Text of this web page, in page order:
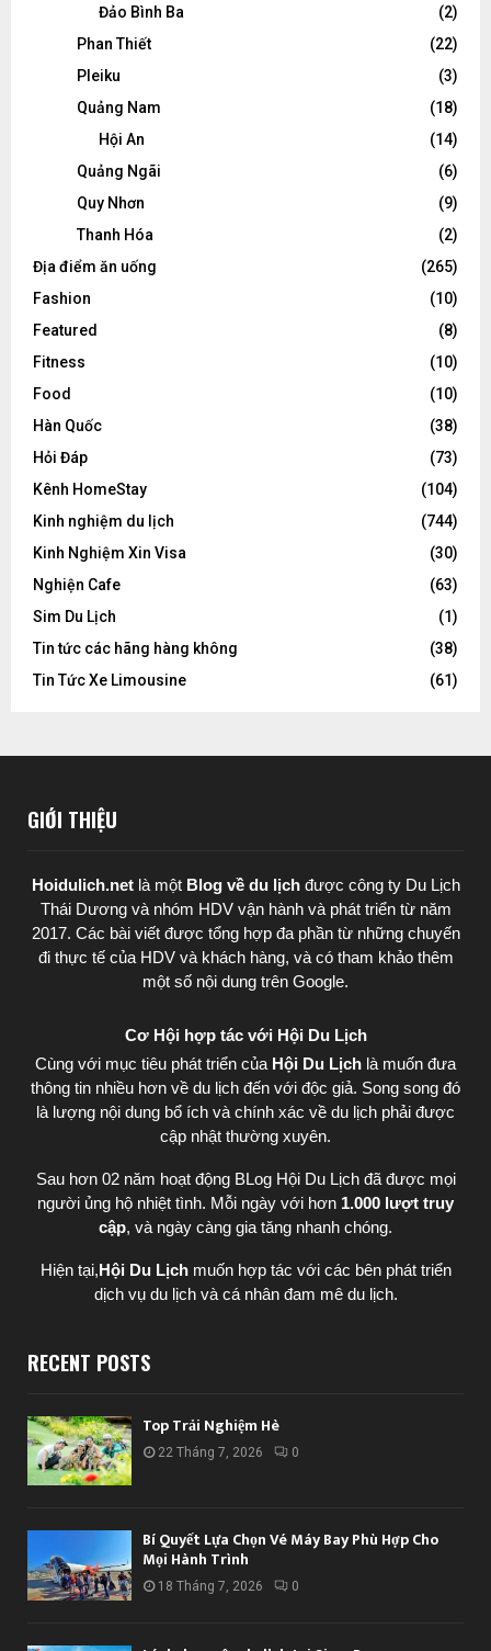
Đảo Bình Ba
(2)
Phan Thiết
(22)
Pleiku
(3)
Quảng Nam
(18)
Hội An
(14)
Quảng Ngãi
(6)
Quy Nhơn
(9)
Thanh Hóa
(2)
Địa điểm ăn uống
(265)
Fashion
(10)
Featured
(8)
Fitness
(10)
Food
(10)
Hàn Quốc
(38)
Hỏi Đáp
(73)
Kênh HomeStay
(104)
Kinh nghiệm du lịch
(744)
Kinh Nghiệm Xin Visa
(30)
Nghiện Cafe
(63)
Sim Du Lịch
(1)
Tin tức các hãng hàng không
(38)
Tin Tức Xe Limousine
(61)
GIỚI THIỆU
Hoidulich.net là một Blog về du lịchđược công ty Du Lịch
Thái Dươngvà nhóm HDV vận hành và phát triển từ năm
2017. Các bài viết được tổng hợp đa phần từ những chuyến
đi thực tế của HDV và khách hàng, và có tham khảo thêm
một số nội dung trên Google.
Cơ Hội hợp tác với Hội Du Lịch
Cùng với mục tiêu phát triển của Hội Du Lịch là muốn đưa
thông tin nhiều hơn về du lịch đến với độc giả. Song song đó
là lượng nội dung bổ ích và chính xác về du lịch phải được
cập nhật thường xuyên.
Sau hơn 02 năm hoạt động BLog Hội Du Lịch đã được mọi
người ủng hộ nhiệt tình. Mỗi ngày với hơn 1.000 lượt truy
cập, và ngày càng gia tăng nhanh chóng.
Hiện tại,Hội Du Lịch muốn hợp tác với các bên phát triển
dịch vụ du lịch và cá nhân đam mê du lịch.
RECENT POSTS
Top Trải Nghiệm Hè
22 Tháng 7, 2026 0
Bí Quyết Lựa Chọn Vé Máy Bay Phù Hợp Cho
Mọi Hành Trình
18 Tháng 7, 2026 0